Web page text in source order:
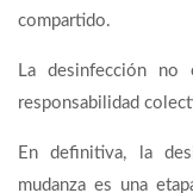
compartido.
La desinfección no
responsabilidad
En definitiva, la
mudanza es una